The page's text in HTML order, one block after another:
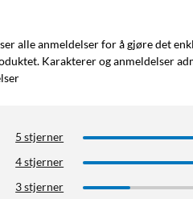
alle anmeldelser for å gjøre det
Karakterer og anmeldelser
5 stjerner
4 stjerner
3 stjerner